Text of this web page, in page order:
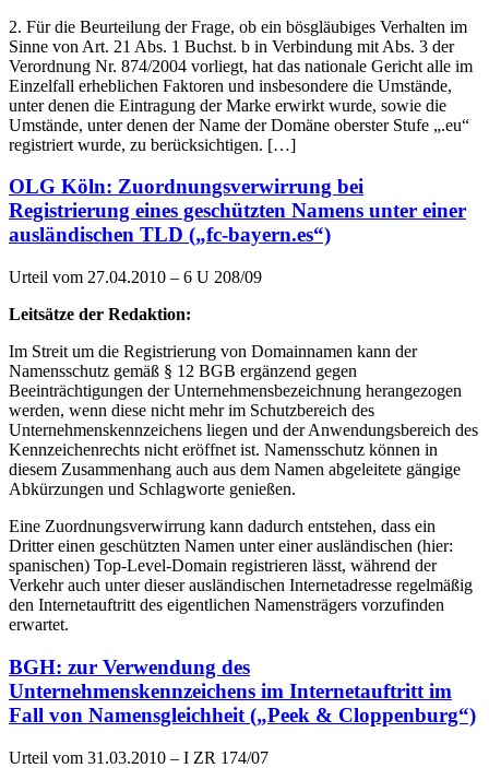
2. Für die Beurteilung der Frage, ob ein bösgläubiges Verhalten im
Sinne von Art. 21 Abs. 1 Buchst. b in Verbindung mit Abs. 3 der
Verordnung Nr. 874/2004 vorliegt, hat das nationale Gericht alle im
Einzelfall erheblichen Faktoren und insbesondere die Umstände,
unter denen die Eintragung der Marke erwirkt wurde, sowie die
Umstände, unter denen der Name der Domäne oberster Stufe „.eu“
registriert wurde, zu berücksichtigen. […]
OLG Köln: Zuordnungsverwirrung bei
Registrierung eines geschützten Namens unter einer
ausländischen TLD („fc-bayern.es“)
Urteil vom 27.04.2010 – 6 U 208/09
Leitsätze der Redaktion:
Im Streit um die Registrierung von Domainnamen kann der
Namensschutz gemäß § 12 BGB ergänzend gegen
Beeinträchtigungen der Unternehmensbezeichnung herangezogen
werden, wenn diese nicht mehr im Schutzbereich des
Unternehmenskennzeichens liegen und der Anwendungsbereich des
Kennzeichenrechts nicht eröffnet ist. Namensschutz können in
diesem Zusammenhang auch aus dem Namen abgeleitete gängige
Abkürzungen und Schlagworte genießen.
Eine Zuordnungsverwirrung kann dadurch entstehen, dass ein
Dritter einen geschützten Namen unter einer ausländischen (hier:
spanischen) Top-Level-Domain registrieren lässt, während der
Verkehr auch unter dieser ausländischen Internetadresse regelmäßig
den Internetauftritt des eigentlichen Namensträgers vorzufinden
erwartet.
BGH: zur Verwendung des
Unternehmenskennzeichens im Internetauftritt im
Fall von Namensgleichheit („Peek & Cloppenburg“)
Urteil vom 31.03.2010 – I ZR 174/07